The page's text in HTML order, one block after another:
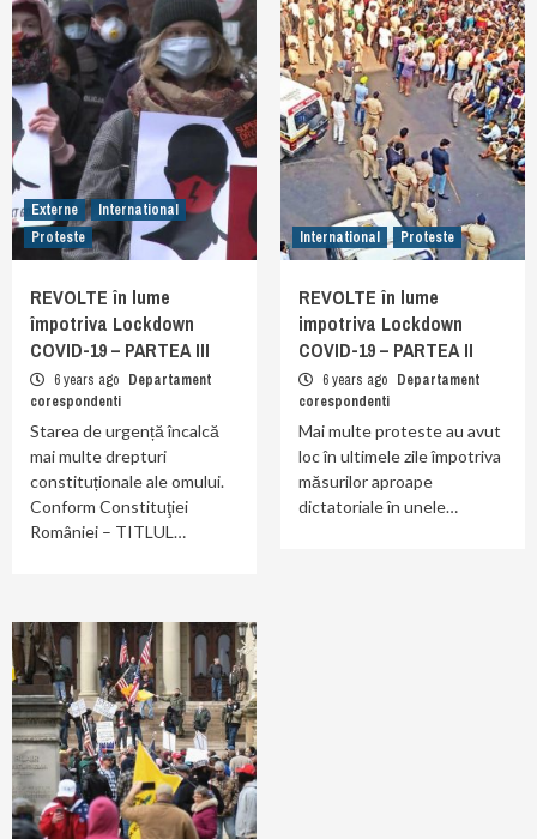
Externe
International
Proteste
REVOLTE în lume
împotriva Lockdown
COVID-19 – PARTEA III
6 years ago Departament
corespondenti
Starea de urgență încalcă
mai multe drepturi
constituționale ale omului.
Conform Constituţiei
României – TITLUL…
International Proteste
REVOLTE în lume
impotriva Lockdown
COVID-19 – PARTEA II
6 years ago Departament
corespondenti
Mai multe proteste au avut
loc în ultimele zile împotriva
măsurilor aproape
dictatoriale în unele…